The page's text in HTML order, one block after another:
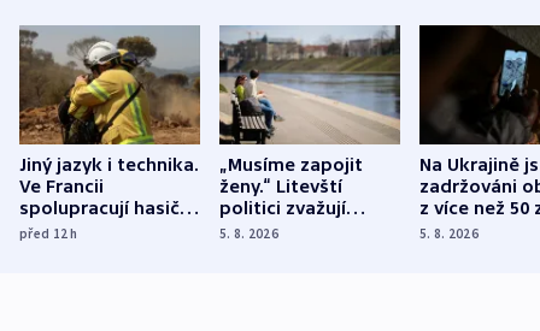
Jiný jazyk i technika.
Ve Francii
spolupracují hasiči z
různých zemí
před 12h
„Musíme zapojit
ženy.“ Litevští
politici zvažují
dohodu o
5. 8. 2026
Na Ukrajině
zadržováni
z více než 50
Bojovali na
5. 8. 2026